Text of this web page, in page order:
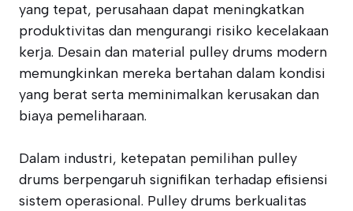
yang tepat, perusahaan dapat meningkatkan
produktivitas dan mengurangi risiko kecelakaan
kerja. Desain dan material pulley drums modern
memungkinkan mereka bertahan dalam kondisi
yang berat serta meminimalkan kerusakan dan
biaya pemeliharaan.
Dalam industri, ketepatan pemilihan pulley
drums berpengaruh signifikan terhadap efisiensi
sistem operasional. Pulley drums berkualitas